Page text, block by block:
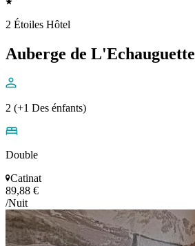
2 Étoiles Hôtel
Auberge de L'Echauguette
2 (+1 Des énfants)
Double
Catinat
89,88 €
/Nuit